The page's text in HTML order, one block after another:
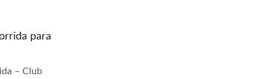
para
– Club